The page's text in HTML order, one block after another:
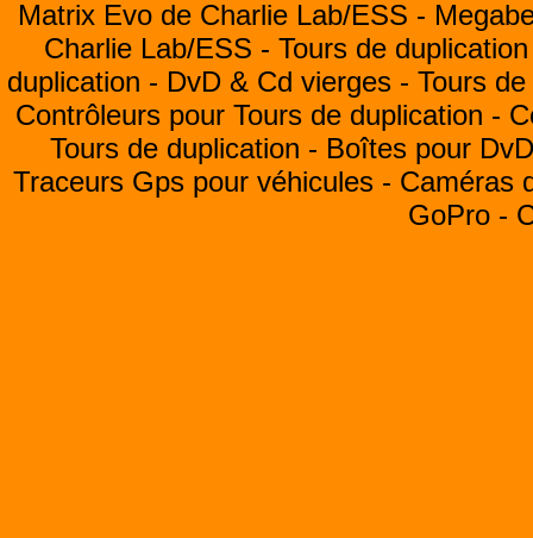
Matrix Evo de Charlie Lab/ESS -
Charlie Lab/ESS - Tours de
duplication - DvD & Cd vierges - Tours
Contrôleurs pour Tours de duplication -
Tours de duplication - Boîtes pour
Traceurs Gps pour véhicules - Caméras
GoPro -